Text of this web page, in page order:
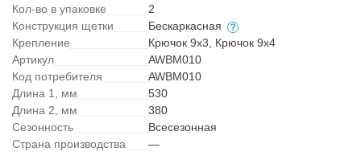
Кол-во в упаковке
2
Конструкция щетки
Бескаркасная
Крепление
Крючок 9x3, Крючок 9x4
Артикул
AWBM010
Код потребителя
AWBM010
Длина 1, мм
530
Длина 2, мм
380
Сезонность
Всесезонная
Страна производства
—